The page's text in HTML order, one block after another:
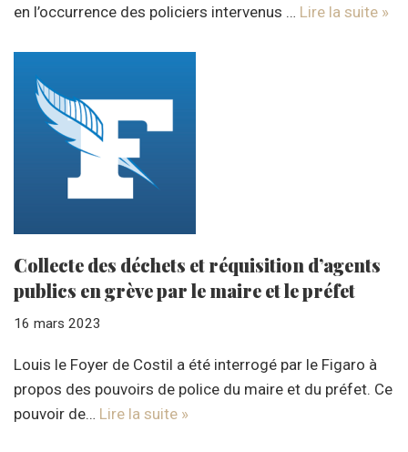
en l’occurrence des policiers intervenus … Lire la suite »
Collecte des déchets et réquisition d’agents
publics en grève par le maire et le préfet
16 mars 2023
Louis le Foyer de Costil a été interrogé par le Figaro à
propos des pouvoirs de police du maire et du préfet. Ce
pouvoir de… Lire la suite »